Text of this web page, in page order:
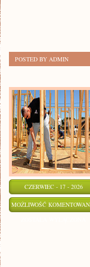
POSTED BY ADMIN
CZERWIEC - 17 - 2026
MOŻLIWOŚĆ